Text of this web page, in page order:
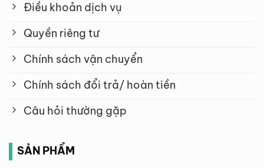
Điều khoản dịch vụ
Quyền riêng tư
Chính sách vận chuyển
Chính sách đổi trả/ hoàn tiền
Câu hỏi thường gặp
SẢN PHẨM